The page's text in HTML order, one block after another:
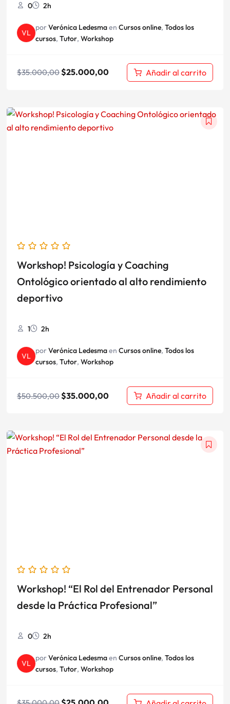
0 2h
VL
porVerónica Ledesmaen Cursos online, Todos los
cursos, Tutor, Workshop
$35.000,00$25.000,00 Añadir al carrito
Workshop! Psicología y Coaching
Ontológico orientado al alto rendimiento
deportivo
1 2h
VL
porVerónica Ledesmaen Cursos online, Todos los
cursos, Tutor, Workshop
$50.500,00
El
precio
$35.000,00
El
precio
Añadir al carrito
Workshop! “El Rol del Entrenador Personal
desde la Práctica Profesional”
0 2h
VL
porVerónica Ledesmaen Cursos online, Todos los
cursos, Tutor, Workshop
El
precio
El